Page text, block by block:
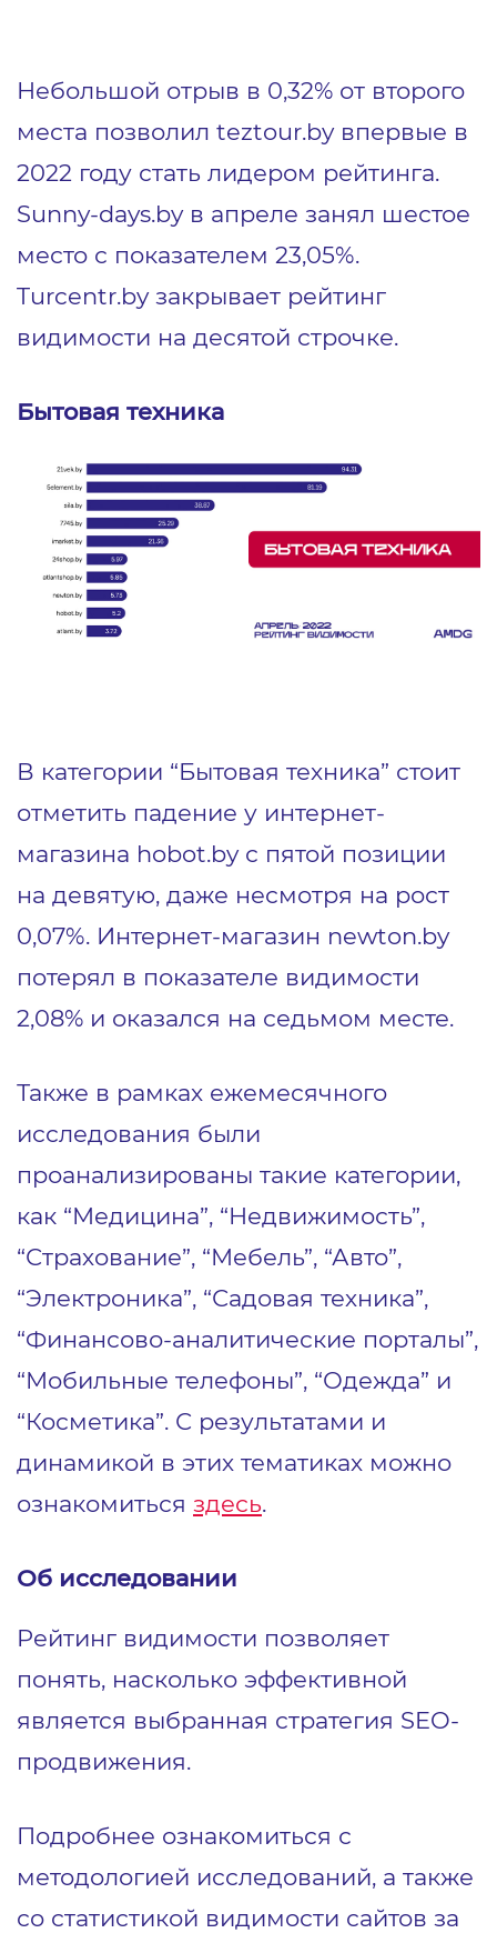
Небольшой отрыв в 0,32% от второго
места позволил teztour.by впервые в
2022 году стать лидером рейтинга.
Sunny-days.by в апреле занял шестое
место с показателем 23,05%.
Turcentr.by закрывает рейтинг
видимости на десятой строчке.
Бытовая техника
В категории “Бытовая техника” стоит
отметить падение у интернет-
магазина hobot.by с пятой позиции
на девятую, даже несмотря на рост
0,07%. Интернет-магазин newton.by
потерял в показателе видимости
2,08% и оказался на седьмом месте.
Также в рамках ежемесячного
исследования были
проанализированы такие категории,
как “Медицина”, “Недвижимость”,
“Страхование”, “Мебель”, “Авто”,
“Электроника”, “Садовая техника”,
“Финансово-аналитические порталы”,
“Мобильные телефоны”, “Одежда” и
“Косметика”. С результатами и
динамикой в этих тематиках можно
ознакомиться здесь.
Об исследовании
Рейтинг видимости позволяет
понять, насколько эффективной
является выбранная стратегия SEO-
продвижения.
Подробнее ознакомиться с
методологией исследований, а также
со статистикой видимости сайтов за